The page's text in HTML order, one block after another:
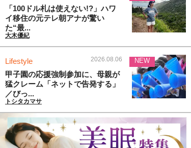
「100ドル札は使えない!?」ハワ
イ移住の元テレ朝アナが驚い
た“最...
大木優紀
Lifestyle 2026.08.06
甲子園の応援強制参加に、母親が
猛クレーム「ネットで告発する」
／びっ...
トシタカマサ
NEW